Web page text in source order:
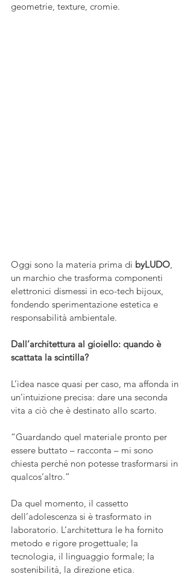
geometrie, texture, cromie.
Oggi sono la materia prima di byLUDO,
un marchio che trasforma componenti
elettronici dismessi in eco-tech bijoux,
fondendo sperimentazione estetica e
responsabilità ambientale.
Dall’architettura al gioiello: quando è
scattata la scintilla?
L’idea nasce quasi per caso, ma affonda in
un’intuizione precisa: dare una seconda
vita a ciò che è destinato allo scarto.
“Guardando quel materiale pronto per
essere buttato – racconta – mi sono
chiesta perché non potesse trasformarsi in
qualcos’altro.”
Da quel momento, il cassetto
dell’adolescenza si è trasformato in
laboratorio. L’architettura le ha fornito
metodo e rigore progettuale; la
tecnologia, il linguaggio formale; la
sostenibilità, la direzione etica.